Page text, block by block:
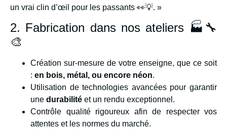
un vrai clin d’œil pour les passants 👀💡. »
2. Fabrication dans nos ateliers 🏭🔧
🎨
Création sur-mesure de votre enseigne, que ce soit
: en bois, métal, ou encore néon.
Utilisation de technologies avancées pour garantir
une durabilité et un rendu exceptionnel.
Contrôle qualité rigoureux afin de respecter vos
attentes et les normes du marché.